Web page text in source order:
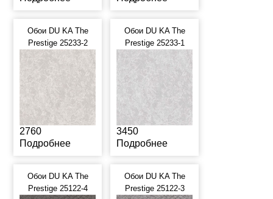
Обои DU KA The
Prestige 25233-2
2760
Подробнее
Обои DU KA The
Prestige 25233-1
3450
Подробнее
Обои DU KA The
Prestige 25122-4
Обои DU KA The
Prestige 25122-3